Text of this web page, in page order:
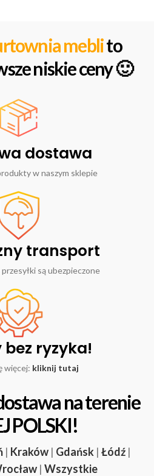
meblito
niskie ceny 🙂
dostawa
w naszym sklepie
transport
są ubezpieczone
bez ryzyka!
więcej: kliknij tutaj
na terenie
POLSKI!
| Kraków | Gdańsk | Łódź |
| Wszystkie